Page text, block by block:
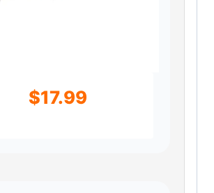
$17.99